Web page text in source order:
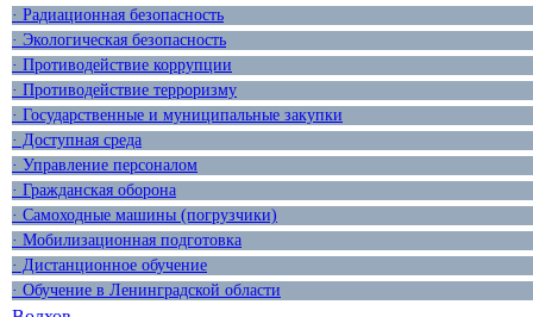
· Радиационная безопасность
· Экологическая безопасность
· Противодействие коррупции
· Противодействие терроризму
· Государственные и муниципальные закупки
· Доступная среда
· Управление персоналом
· Гражданская оборона
· Самоходные машины (погрузчики)
· Мобилизационная подготовка
· Дистанционное обучение
· Обучение в Ленинградской области